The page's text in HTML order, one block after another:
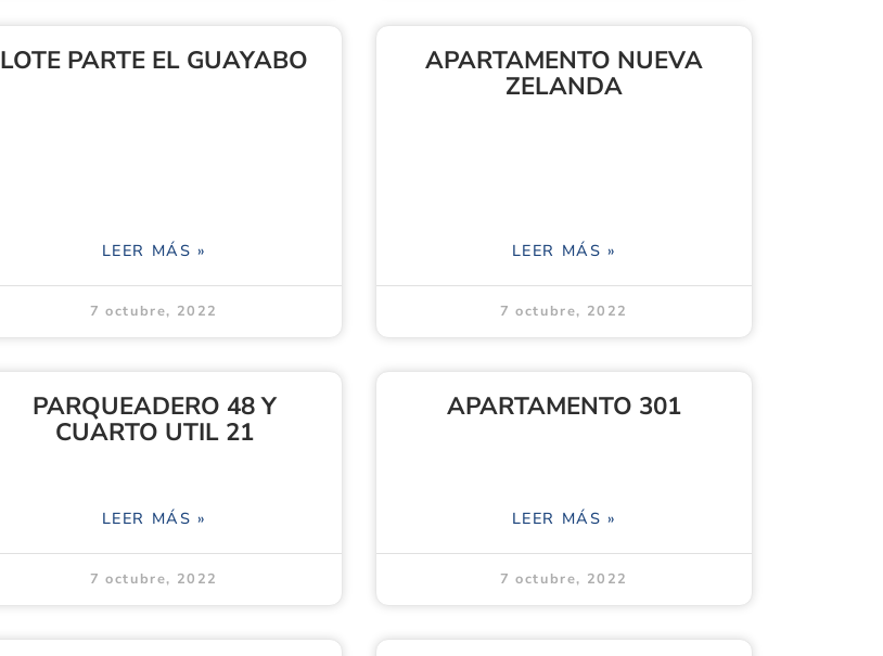
LOTE PARTE EL GUAYABO
LEER MÁS »
7 octubre, 2022
APARTAMENTO NUEVA
ZELANDA
LEER MÁS »
7 octubre, 2022
PARQUEADERO 48 Y
CUARTO UTIL 21
LEER MÁS »
7 octubre, 2022
APARTAMENTO 301
LEER MÁS »
7 octubre, 2022